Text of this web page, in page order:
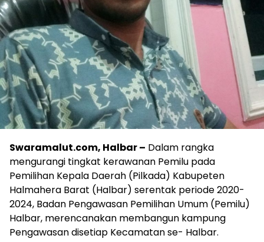
Swaramalut.com, Halbar – Dalam rangka
mengurangi tingkat kerawanan Pemilu pada
Pemilihan Kepala Daerah (Pilkada) Kabupeten
Halmahera Barat (Halbar) serentak periode 2020-
2024, Badan Pengawasan Pemilihan Umum (Pemilu)
Halbar, merencanakan membangun kampung
Pengawasan disetiap Kecamatan se- Halbar.